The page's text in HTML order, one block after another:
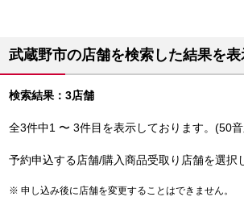
武蔵野市の店舗を検索した結果を
検索結果：3店舗
全3件中1 〜 3件目を表示しております。(50
予約申込する店舗/購入商品受取り店舗を選択
申し込み後に店舗を変更することはできません。